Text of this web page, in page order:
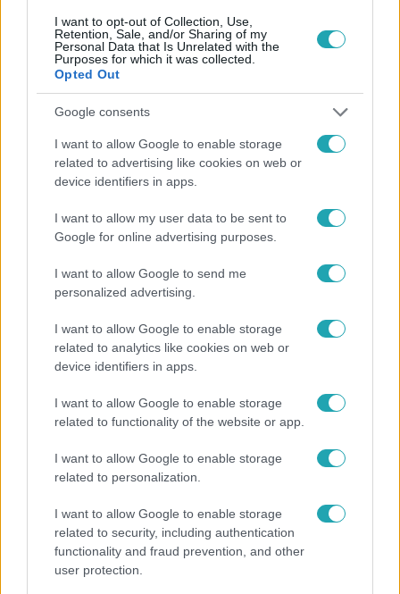
I want to opt-out of Collection, Use,
Retention, Sale, and/or Sharing of my
Personal Data that Is Unrelated with the
Purposes for which it was collected.
Opted Out
Google consents
I want to allow Google to enable storage
related to advertising like cookies on web or
device identifiers in apps.
I want to allow my user data to be sent to
Google for online advertising purposes.
I want to allow Google to send me
personalized advertising.
I want to allow Google to enable storage
related to analytics like cookies on web or
device identifiers in apps.
I want to allow Google to enable storage
related to functionality of the website or app.
I want to allow Google to enable storage
related to personalization.
I want to allow Google to enable storage
related to security, including authentication
functionality and fraud prevention, and other
user protection.
VÁLASZTÁS 2026 #MTVA # M1 HÍRADÓ
KÖZMÉDIA #MAGYAR PÉTER #INTERJÚ
NEMZETI VÁLASZTÁSI BIZOTTSÁG
BÍRSÁG #VITA
Népszerű
Rubint Réka: A mai napig nem jött vissza a 100%-